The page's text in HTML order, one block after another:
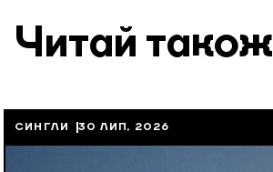
Читай також
СИНГЛИ 30 ЛИП, 2026